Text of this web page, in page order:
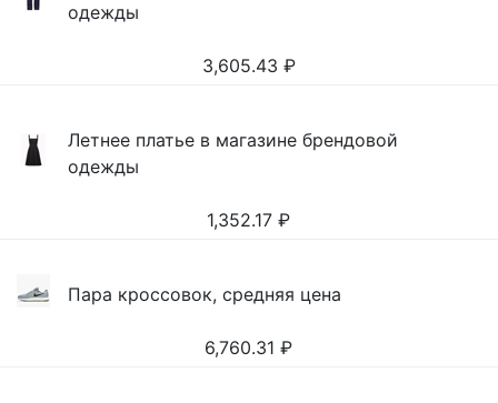
одежды
3,605.43 ₽
Летнее платье в магазине брендовой
одежды
1,352.17 ₽
Пара кроссовок, средняя цена
6,760.31 ₽